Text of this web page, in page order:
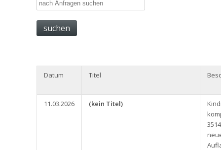
Datum Titel
11.03.2026 (kein Titel)